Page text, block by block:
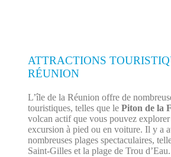
ATTRACTIONS
RÉUNION
L’île de la Réunion offre de
touristiques, telles que le Piton de la
volcan actif que vous pouvez explorer
excursion à pied ou en voiture. Il y a
nombreuses plages spectaculaires,
Saint-Gilles et la plage de Trou d’Eau.